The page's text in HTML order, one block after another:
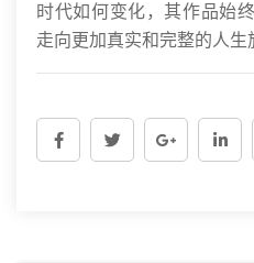
时代如何变化，其作品始
走向更加真实和完整的人生